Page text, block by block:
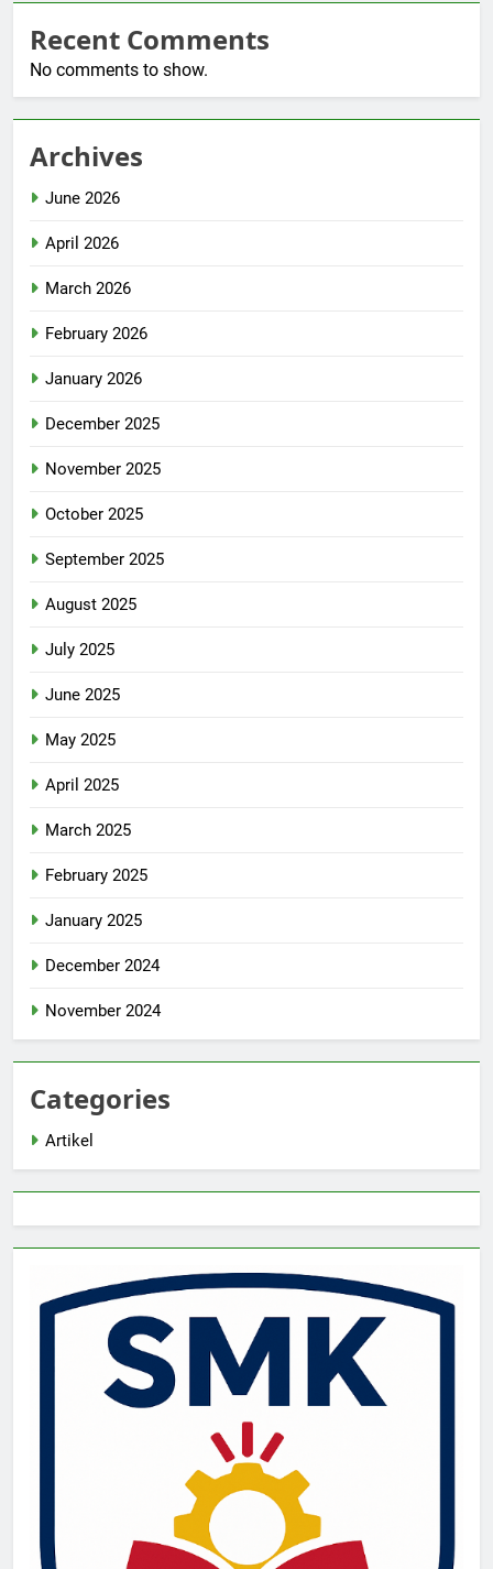
Recent Comments
No comments to show.
Archives
June 2026
April 2026
March 2026
February 2026
January 2026
December 2025
November 2025
October 2025
September 2025
August 2025
July 2025
June 2025
May 2025
April 2025
March 2025
February 2025
January 2025
December 2024
November 2024
Categories
Artikel